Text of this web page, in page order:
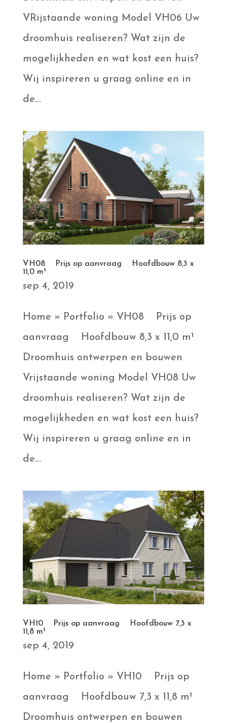
VRijstaande woning Model VH06 Uw
droomhuis realiseren? Wat zijn de
mogelijkheden en wat kost een huis?
Wij inspireren u graag online en in
de...
VH08 Prijs op aanvraag Hoofdbouw 8,3 x
11,0 m¹
sep 4, 2019
Home » Portfolio » VH08 Prijs op
aanvraag Hoofdbouw 8,3 x 11,0 m¹
Droomhuis ontwerpen en bouwen
Vrijstaande woning Model VH08 Uw
droomhuis realiseren? Wat zijn de
mogelijkheden en wat kost een huis?
Wij inspireren u graag online en in
de...
VH10 Prijs op aanvraag Hoofdbouw 7,3 x
11,8 m¹
sep 4, 2019
Home » Portfolio » VH10 Prijs op
aanvraag Hoofdbouw 7,3 x 11,8 m¹
Droomhuis ontwerpen en bouwen